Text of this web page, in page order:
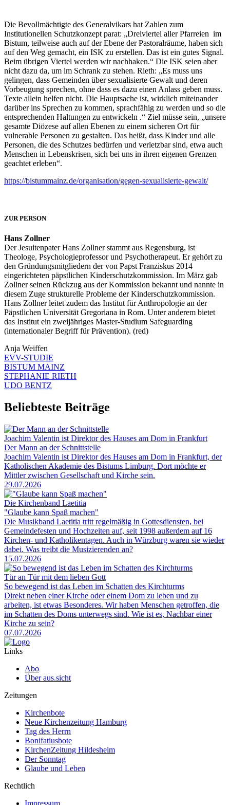
Die Bevollmächtigte des Generalvikars hat Zahlen zum
Institutionellen Schutzkonzept parat: „Dreiviertel aller Pfarreien im
Bistum, teilweise auch auf der Ebene der Pastoralräume, haben sich
auf den Weg gemacht, ein ISK zu erstellen. Das ist ein gutes Signal.
Beim übrigen Viertel werden wir nachhaken.“ Die ISK seien aber
nicht dazu da, um im Schrank zu stehen. Rieth: „Es muss uns
gelingen, dass Gemeinden über sexualisierte Gewalt und deren
Vorbeugung sprechen, ohne dass es dazu einen Anlass geben muss.
Texte allein helfen nicht. Die Hauptsache ist, wirklich miteinander
darüber ins Sprechen zu kommen, sprachfähig zu werden und so die
entsprechenden Haltungen zu entwickeln .“ Ziel müsse sein, „unsere
gesamte Diözese auf allen Ebenen zu einem sicheren Ort für
vulnerable Personen zu gestalten. Das heißt, dass Kinder und alle
Personen, die des Schutzes bedürfen und verletzbar sind, etwa auch
Menschen in Lebenskrisen, sich bei uns in ihren eigenen Grenzen
geachtet erleben“.
https://bistummainz.de/organisation/gegen-sexualisierte-gewalt/
ZUR PERSON
Hans Zollner
Der Jesuitenpater Hans Zollner stammt aus Regensburg, ist
Theologe, Psychologieprofessor und Psychotherapeut. Er gehört zu
den Gründungsmitgliedern der von Papst Franziskus 2014
eingerichteten päpstlichen Kinderschutzkommission. Im März gab
Zollner seinen Rückzug aus der Kommission bekannt und nannte in
diesem Zuge strukturelle Probleme der Kinderschutzkommission.
Hans Zollner leitet zudem das Institut für Anthropologie an der
Päpstlichen Universität Gregoriana in Rom. Unter anderem bietet
das Institut ein zweijähriges Master-Studium Safeguarding
(internationaler Begriff für Prävention). (red)
Anja Weiffen
EVV-STUDIE
BISTUM MAINZ
STEPHANIE RIETH
UDO BENTZ
Beliebteste Beiträge
Joachim Valentin ist Direktor des Hauses am Dom in Frankfurt
Der Mann an der Schnittstelle
Joachim Valentin ist Direktor des Hauses am Dom in Frankfurt, der
Katholischen Akademie des Bistums Limburg. Dort möchte er
Mittler zwischen Gesellschaft und Kirche sein.
29.07.2026
Die Kirchenband Laetitia
"Glaube kann Spaß machen"
Die Musikband Laetitia tritt regelmäßig in Gottesdiensten, bei
Gemeindefesten und Hochzeiten auf, seit 1998 außerdem auf 16
Kirchen- und Katholikentagen. Auch in Würzburg waren sie wieder
dabei. Was treibt die Musizierenden an?
15.07.2026
Tür an Tür mit dem lieben Gott
So bewegend ist das Leben im Schatten des Kirchturms
Direkt neben einer Kirche oder einem Dom zu leben und zu
arbeiten, ist etwas Besonderes. Wir haben Menschen getroffen, die
im Schatten des Doms unterwegs sind. Wie ist es, Nachbar einer
Kirche zu sein?
07.07.2026
Links
Abo
Über aus.sicht
Zeitungen
Kirchenbote
Neue Kirchenzeitung Hamburg
Tag des Herrn
Bonifatiusbote
KirchenZeitung Hildesheim
Der Sonntag
Glaube und Leben
Rechtlich
Impressum